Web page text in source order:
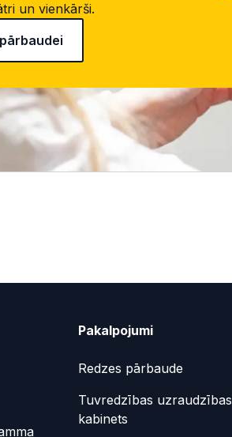
un vienkārši.
Pakalpojumi
Redzes pārbaude
Tuvredzības uzraudzības
kabinets